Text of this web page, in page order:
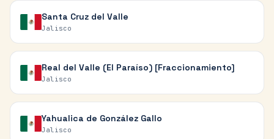
Santa Cruz del Valle
Jalisco
Real del Valle (El Paraíso) [Fraccionamiento]
Jalisco
Yahualica de González Gallo
Jalisco